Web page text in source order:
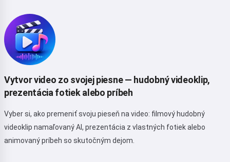
Vytvor video zo svojej piesne — hudobný videoklip,
prezentácia fotiek alebo príbeh
Vyber si, ako premeniť svoju pieseň na video: filmový hudobný
videoklip namaľovaný AI, prezentácia z vlastných fotiek alebo
animovaný príbeh so skutočným dejom.
Zmluvné podmienky
Zásady ochrany osobných údajov
Zásady vrátenia peňazí